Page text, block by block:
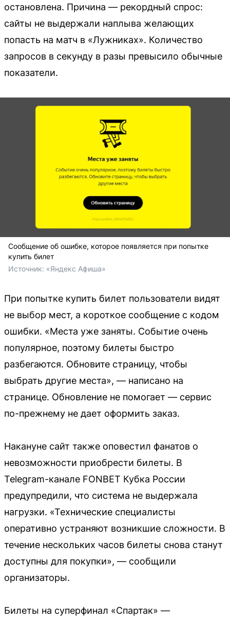
остановлена. Причина — рекордный спрос:
сайты не выдержали наплыва желающих
попасть на матч в «Лужниках». Количество
запросов в секунду в разы превысило обычные
показатели.
Сообщение об ошибке, которое появляется при попытке
купить билет
Источник: «Яндекс Афиша»
При попытке купить билет пользователи видят
не выбор мест, а короткое сообщение с кодом
ошибки. «Места уже заняты. Событие очень
популярное, поэтому билеты быстро
разбегаются. Обновите страницу, чтобы
выбрать другие места», — написано на
странице. Обновление не помогает — сервис
по-прежнему не дает оформить заказ.
Накануне сайт также оповестил фанатов о
невозможности приобрести билеты. В
Telegram-канале FONBET Кубка России
предупредили, что система не выдержала
нагрузки. «Технические специалисты
оперативно устраняют возникшие сложности. В
течение нескольких часов билеты снова станут
доступны для покупки», — сообщили
организаторы.
Билеты на суперфинал «Спартак» —